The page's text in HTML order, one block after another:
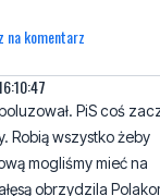
PiS coś
mogliśmy mieć na
obrzydzila
na komentarz